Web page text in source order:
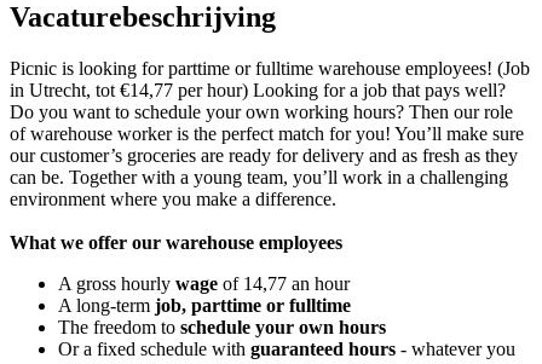
Vacaturebeschrijving
Picnic is looking for parttime or fulltime warehouse employees! (Job
in Utrecht, tot €14,77 per hour) Looking for a job that pays well?
Do you want to schedule your own working hours? Then our role
of warehouse worker is the perfect match for you! You’ll make sure
our customer’s groceries are ready for delivery and as fresh as they
can be. Together with a young team, you’ll work in a challenging
environment where you make a difference.
What we offer our warehouse employees
A gross hourly wage of 14,77 an hour
A long-term job, parttime or fulltime
The freedom to schedule your own hours
Or a fixed schedule with guaranteed hours - whatever you